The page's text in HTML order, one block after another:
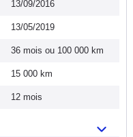
13/09/2016
13/05/2019
36 mois ou 100 000 km
15 000 km
12 mois